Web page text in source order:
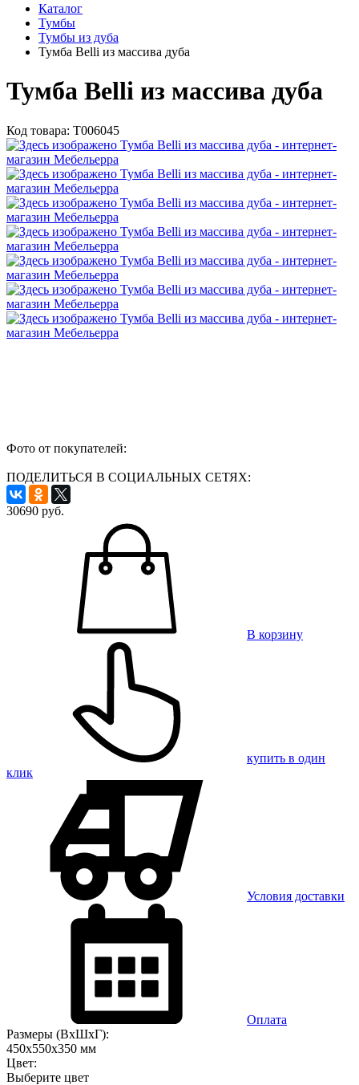
Каталог
Тумбы
Тумбы из дуба
Тумба Belli из массива дуба
Тумба Belli из массива дуба
Код товара: Т006045
Фото от покупателей:
ПОДЕЛИТЬСЯ В СОЦИАЛЬНЫХ СЕТЯХ:
30690 руб.
В корзину
купить в один
клик
Условия доставки
Оплата
Размеры (ВхШхГ):
450x550x350 мм
Цвет:
Выберите цвет